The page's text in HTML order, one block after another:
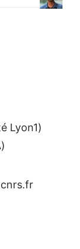
Lyon1)